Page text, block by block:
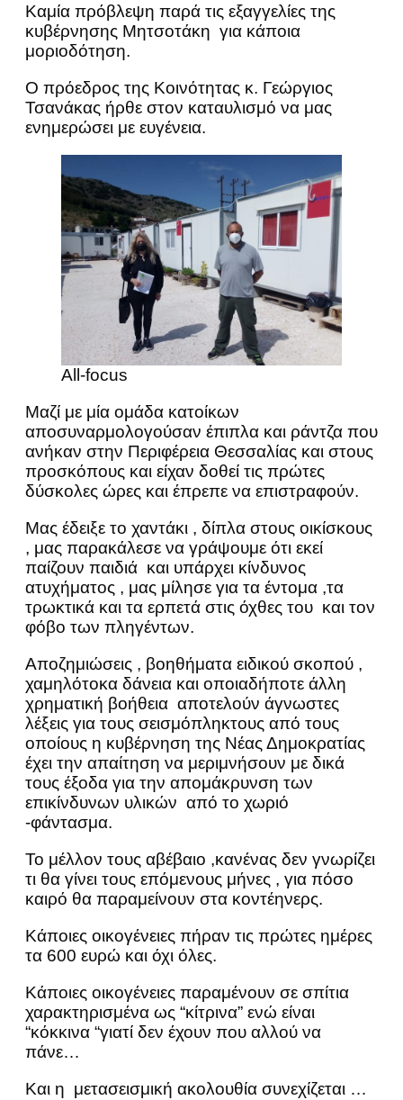
Καμία πρόβλεψη παρά τις εξαγγελίες της
κυβέρνησης Μητσοτάκη για κάποια
μοριοδότηση.
Ο πρόεδρος της Κοινότητας κ. Γεώργιος
Τσανάκας ήρθε στον καταυλισμό να μας
ενημερώσει με ευγένεια.
All-focus
Μαζί με μία ομάδα κατοίκων
αποσυναρμολογούσαν έπιπλα και ράντζα που
ανήκαν στην Περιφέρεια Θεσσαλίας και στους
προσκόπους και είχαν δοθεί τις πρώτες
δύσκολες ώρες και έπρεπε να επιστραφούν.
Μας έδειξε το χαντάκι , δίπλα στους οικίσκους
, μας παρακάλεσε να γράψουμε ότι εκεί
παίζουν παιδιά και υπάρχει κίνδυνος
ατυχήματος , μας μίλησε για τα έντομα ,τα
τρωκτικά και τα ερπετά στις όχθες του και τον
φόβο των πληγέντων.
Αποζημιώσεις , βοηθήματα ειδικού σκοπού ,
χαμηλότοκα δάνεια και οποιαδήποτε άλλη
χρηματική βοήθεια αποτελούν άγνωστες
λέξεις για τους σεισμόπληκτους από τους
οποίους η κυβέρνηση της Νέας Δημοκρατίας
έχει την απαίτηση να μεριμνήσουν με δικά
τους έξοδα για την απομάκρυνση των
επικίνδυνων υλικών από το χωριό
-φάντασμα.
Το μέλλον τους αβέβαιο ,κανένας δεν γνωρίζει
τι θα γίνει τους επόμενους μήνες , για πόσο
καιρό θα παραμείνουν στα κοντέηνερς.
Κάποιες οικογένειες πήραν τις πρώτες ημέρες
τα 600 ευρώ και όχι όλες.
Κάποιες οικογένειες παραμένουν σε σπίτια
χαρακτηρισμένα ως “κίτρινα” ενώ είναι
“κόκκινα “γιατί δεν έχουν που αλλού να
πάνε…
Και η μετασεισμική ακολουθία συνεχίζεται …